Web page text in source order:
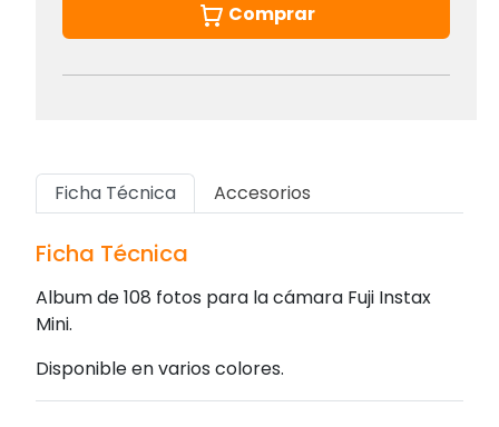
Comprar
Ficha Técnica Accesorios
Ficha Técnica
Album de 108 fotos para la cámara Fuji Instax
Mini.
Disponible en varios colores.